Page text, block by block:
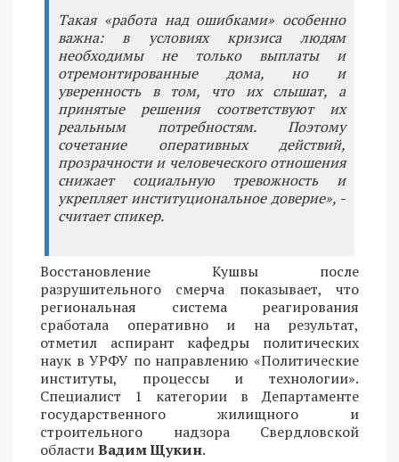
Такая «работа над ошибками» особенно
важна: в условиях кризиса людям
необходимы не только выплаты и
отремонтированные дома, но и
уверенность в том, что их слышат, а
принятые решения соответствуют их
реальным потребностям. Поэтому
сочетание оперативных действий,
прозрачности и человеческого отношения
снижает социальную тревожность и
укрепляет институциональное доверие», -
считает спикер.
Восстановление Кушвы после
разрушительного смерча показывает, что
региональная система реагирования
сработала оперативно и на результат,
отметил аспирант кафедры политических
наук в УРФУ по направлению «Политические
институты, процессы и технологии».
Специалист 1 категории в Департаменте
государственного жилищного и
строительного надзора Свердловской
областиВадим Щукин.